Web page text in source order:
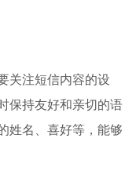
关注短信内容的设
保持友好和亲切的语
姓名、喜好等，能够